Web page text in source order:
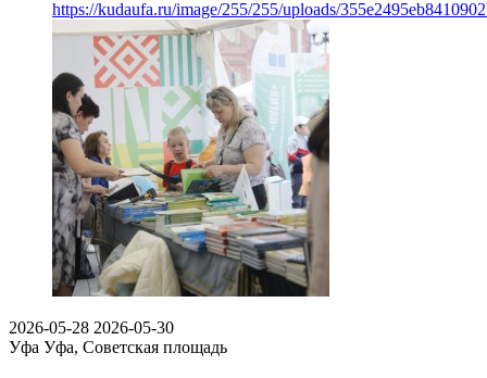
https://kudaufa.ru/image/255/255/uploads/
2026-05-28 2026-05-30
Уфа Уфа, Советская площадь